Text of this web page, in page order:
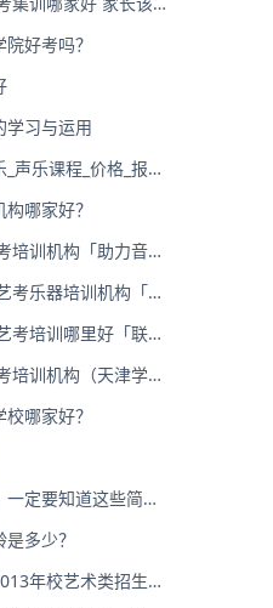
好考吗？
学习与运用
声乐课程_价格_报
哪家好？
培训机构「助力音乐
考乐器培训机构「考
考培训哪里好「联考
培训机构（天津学钢
哪家好？
定要知道这些简单
多少？
年校艺术类招生简